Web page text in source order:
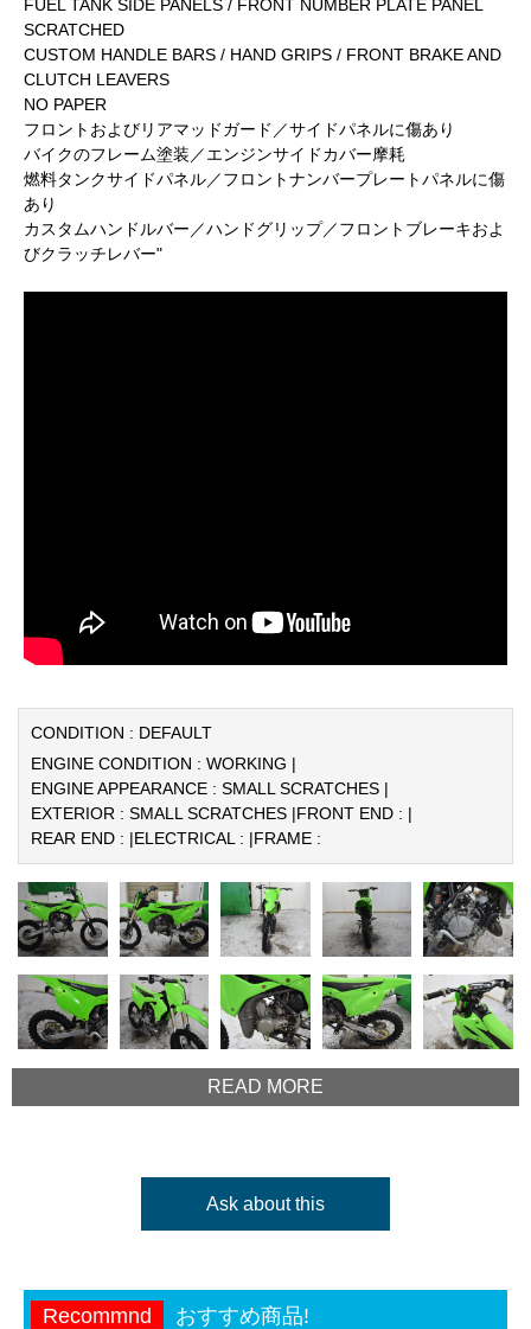
FUEL TANK SIDE PANELS / FRONT NUMBER PLATE PANEL
SCRATCHED
CUSTOM HANDLE BARS / HAND GRIPS / FRONT BRAKE AND
CLUTCH LEAVERS
NO PAPER
フロントおよびリアマッドガード／サイドパネルに傷あり
バイクのフレーム塗装／エンジンサイドカバー摩耗
燃料タンクサイドパネル／フロントナンバープレートパネルに傷
あり
カスタムハンドルバー／ハンドグリップ／フロントブレーキおよ
びクラッチレバー"
CONDITION : DEFAULT
ENGINE CONDITION : WORKING |
ENGINE APPEARANCE : SMALL SCRATCHES |
EXTERIOR : SMALL SCRATCHES |FRONT END : |
REAR END : |ELECTRICAL : |FRAME :
READ MORE
Ask about this
Recommnd おすすめ商品!